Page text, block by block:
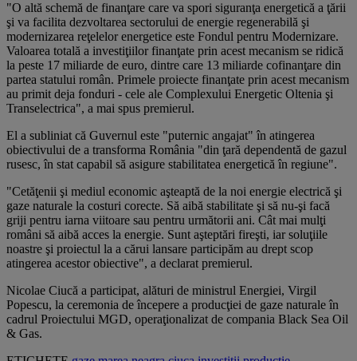
"O altă schemă de finanţare care va spori siguranţa energetică a ţării
şi va facilita dezvoltarea sectorului de energie regenerabilă şi
modernizarea reţelelor energetice este Fondul pentru Modernizare.
Valoarea totală a investiţiilor finanţate prin acest mecanism se ridică
la peste 17 miliarde de euro, dintre care 13 miliarde cofinanţare din
partea statului român. Primele proiecte finanţate prin acest mecanism
au primit deja fonduri - cele ale Complexului Energetic Oltenia şi
Transelectrica", a mai spus premierul.
El a subliniat că Guvernul este "puternic angajat" în atingerea
obiectivului de a transforma România "din ţară dependentă de gazul
rusesc, în stat capabil să asigure stabilitatea energetică în regiune".
"Cetăţenii şi mediul economic aşteaptă de la noi energie electrică şi
gaze naturale la costuri corecte. Să aibă stabilitate şi să nu-şi facă
griji pentru iarna viitoare sau pentru următorii ani. Cât mai mulţi
români să aibă acces la energie. Sunt aşteptări fireşti, iar soluţiile
noastre şi proiectul la a cărui lansare participăm au drept scop
atingerea acestor obiective", a declarat premierul.
Nicolae Ciucă a participat, alături de ministrul Energiei, Virgil
Popescu, la ceremonia de începere a producţiei de gaze naturale în
cadrul Proiectului MGD, operaţionalizat de compania Black Sea Oil
& Gas.